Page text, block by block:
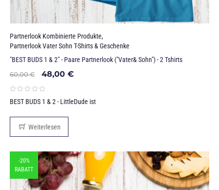
Partnerlook Kombinierte Produkte,
Partnerlook Vater Sohn T-Shirts & Geschenke
"BEST BUDS 1 & 2" - Paare Partnerlook ("Vater& Sohn") - 2 Tshirts
60,00€ 48,00 €
BEST BUDS 1 & 2 - LittleDude ist
Weiterlesen
-20%
RABATT